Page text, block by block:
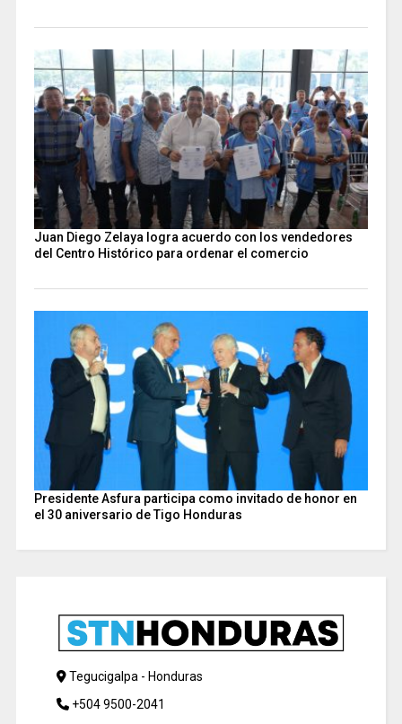
Juan Diego Zelaya logra acuerdo con los vendedores
del Centro Histórico para ordenar el comercio
Presidente Asfura participa como invitado de honor en
el 30 aniversario de Tigo Honduras
Tegucigalpa - Honduras
+504 9500-2041